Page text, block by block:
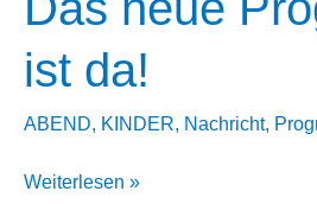
ist da!
ABEND, KINDER, Nachricht,
Das
Weiterlesen »